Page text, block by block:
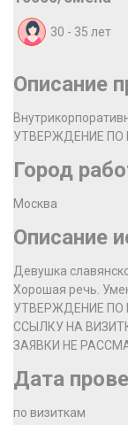
30 - 35 лет
Описание
УТВЕРЖДЕНИЕ ПО
Город
Москва
Описание
Девушка
Хорошая речь.
УТВЕРЖДЕНИЕ ПО
ССЫЛКУ НА
ЗАЯВКИ НЕ
Дата
по визиткам